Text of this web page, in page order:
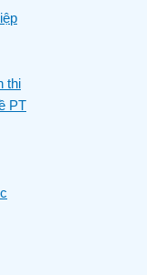
thi
PT